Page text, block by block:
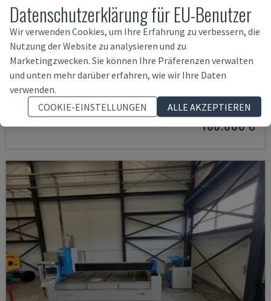
SMARTLINE 2040
CMS - WASSERSTRAHLSCHNEIDMASCHINE
RUMÄNIEN 2023
100.000 €
Datenschutzerklärung für EU-Benutzer
Wir verwenden Cookies, um Ihre Erfahrung zu verbessern, die
Nutzung der Website zu analysieren und zu
Marketingzwecken. Sie können Ihre Präferenzen verwalten
und unten mehr darüber erfahren, wie wir Ihre Daten
verwenden.
COOKIE-EINSTELLUNGEN
ALLE AKZEPTIEREN